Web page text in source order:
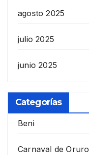
agosto 2025
julio 2025
junio 2025
Categorías
Beni
Carnaval de Oruro